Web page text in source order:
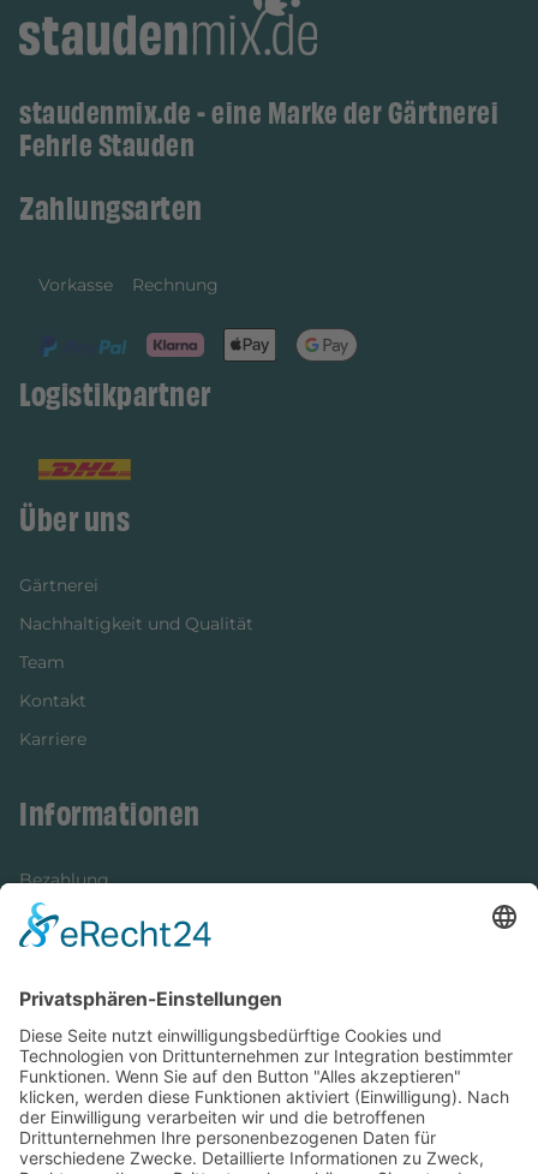
staudenmix.de - eine Marke der Gärtnerei
Fehrle Stauden
Zahlungsarten
Vorkasse Rechnung
Logistikpartner
Über uns
Gärtnerei
Nachhaltigkeit und Qualität
Team
Kontakt
Karriere
Informationen
Bezahlung
Newsletter
Versandinformationen
Verfügbarkeit/Verträglichkeit
Rechtliches
Widerrufsrecht und Widerrufsformular